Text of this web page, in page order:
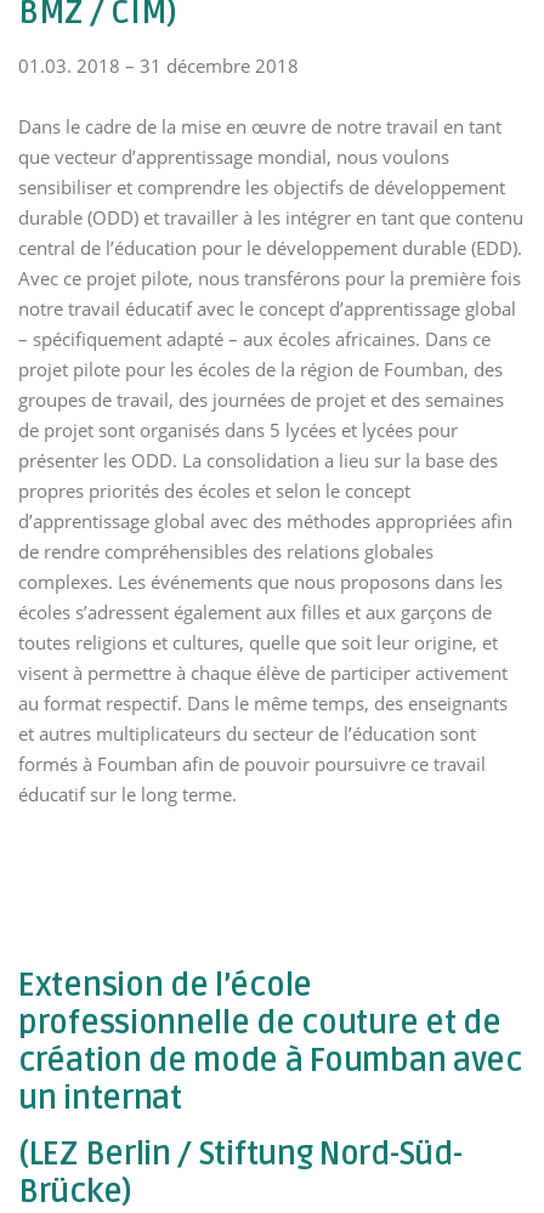
BMZ / CIM)
01.03. 2018 – 31 décembre 2018
Dans le cadre de la mise en œuvre de notre travail en tant
que vecteur d’apprentissage mondial, nous voulons
sensibiliser et comprendre les objectifs de développement
durable (ODD) et travailler à les intégrer en tant que contenu
central de l’éducation pour le développement durable (EDD).
Avec ce projet pilote, nous transférons pour la première fois
notre travail éducatif avec le concept d’apprentissage global
– spécifiquement adapté – aux écoles africaines. Dans ce
projet pilote pour les écoles de la région de Foumban, des
groupes de travail, des journées de projet et des semaines
de projet sont organisés dans 5 lycées et lycées pour
présenter les ODD. La consolidation a lieu sur la base des
propres priorités des écoles et selon le concept
d’apprentissage global avec des méthodes appropriées afin
de rendre compréhensibles des relations globales
complexes. Les événements que nous proposons dans les
écoles s’adressent également aux filles et aux garçons de
toutes religions et cultures, quelle que soit leur origine, et
visent à permettre à chaque élève de participer activement
au format respectif. Dans le même temps, des enseignants
et autres multiplicateurs du secteur de l’éducation sont
formés à Foumban afin de pouvoir poursuivre ce travail
éducatif sur le long terme.
Extension de l’école
professionnelle de couture et de
création de mode à Foumban avec
un internat
(LEZ Berlin / Stiftung Nord-Süd-
Brücke)